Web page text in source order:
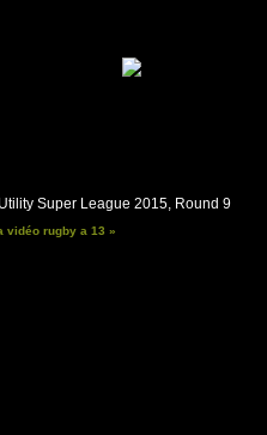
Super League 2015, Round 9
vidéo rugby a 13 »